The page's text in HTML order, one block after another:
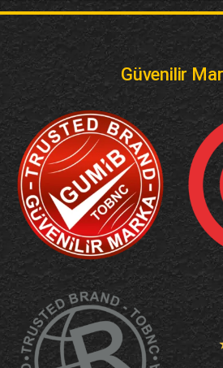
Güvenilir